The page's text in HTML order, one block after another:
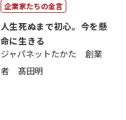
企業家たちの金言
人生死ぬまで初心。今を懸
命に生きる
ジャパネットたかた 創業
者 髙田明